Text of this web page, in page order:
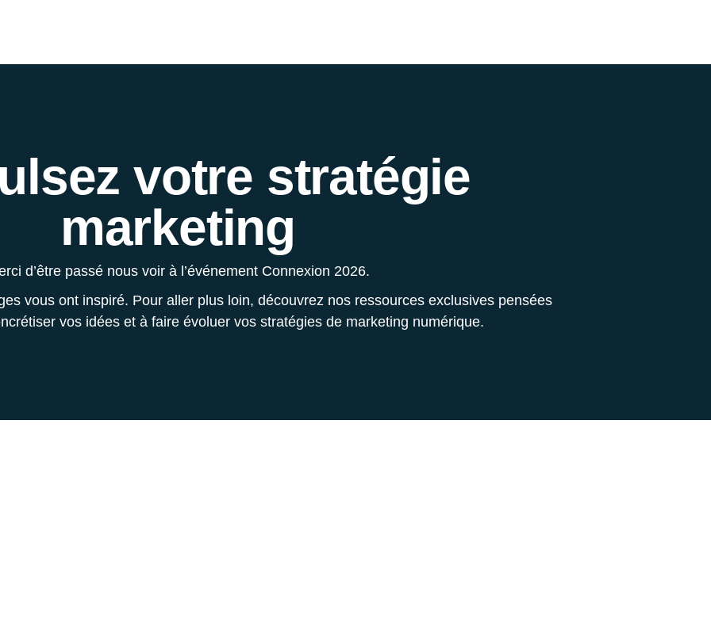
votre stratégie
marketing
d’être passé nous voir à l’événement Connexion 2026.
vous ont inspiré. Pour aller plus loin, découvrez nos ressources exclusives pensées
vos idées et à faire évoluer vos stratégies de marketing numérique.